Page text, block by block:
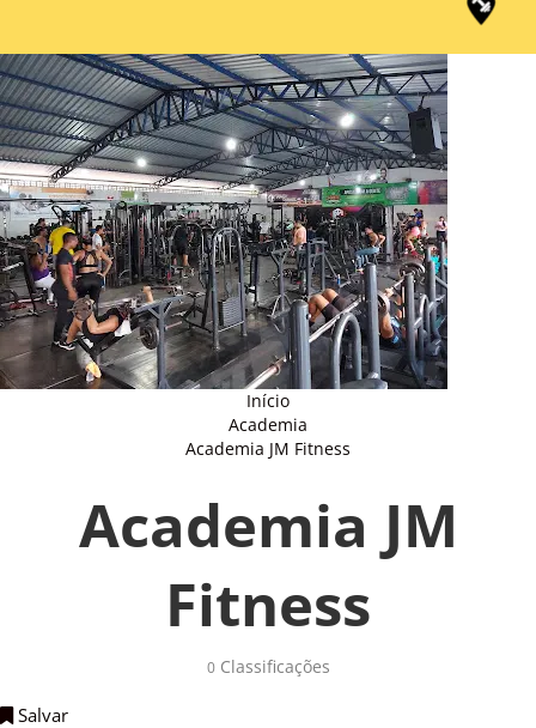
Início
Academia
Academia JM Fitness
Academia JM
Fitness
0Classificações
Salvar